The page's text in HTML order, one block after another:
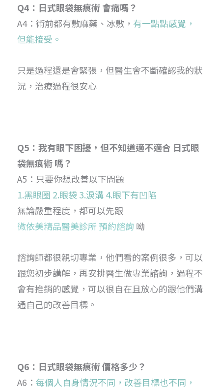
Q4：日式眼袋無痕術 會痛嗎？
A4：術前都有敷麻藥、冰敷， 有一點點感覺，
但能接受。
只是過程還是會緊張，但醫生會不斷確認我的狀
況，治療過程很安心
Q5：我有眼下困擾，但不知道適不適合 日式眼
袋無痕術 嗎？
A5：只要你想改善以下問題
1.黑眼圈 2.眼袋 3.淚溝 4.眼下有凹陷
無論嚴重程度，都可以先跟
微依美精品醫美診所 預約諮詢 呦
諮詢師都很親切專業，他們看的案例很多，可以
跟您初步講解，再安排醫生做專業諮詢，過程不
會有推銷的感覺，可以很自在且放心的跟他們溝
通自己的改善目標。
Q6：日式眼袋無痕術 價格多少？
A6： 每個人自身情況不同，改善目標也不同，